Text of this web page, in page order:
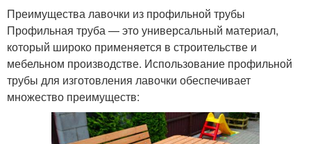
Преимущества лавочки из профильной трубы
Профильная труба — это универсальный материал,
который широко применяется в строительстве и
мебельном производстве. Использование профильной
трубы для изготовления лавочки обеспечивает
множество преимуществ: